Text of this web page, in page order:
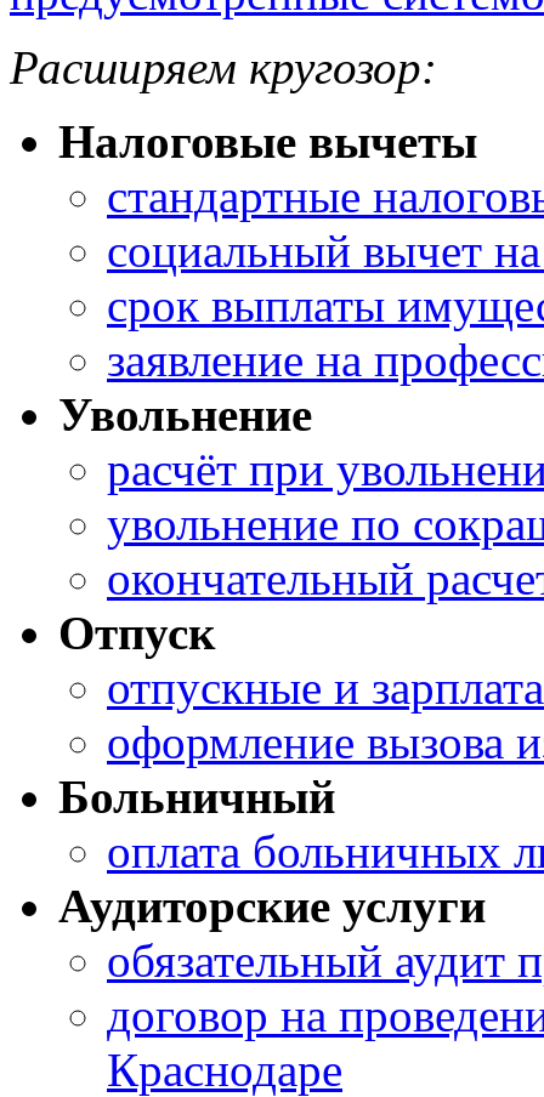
Расширяем кругозор:
Налоговые вычеты
стандартные
социальный вычет
срок выплаты
заявление на
Увольнение
расчёт при
увольнение по
окончательный
Отпуск
отпускные и зарплата
оформление вызова
Больничный
оплата больничных
Аудиторские услуги
обязательный аудит
договор на
Краснодаре